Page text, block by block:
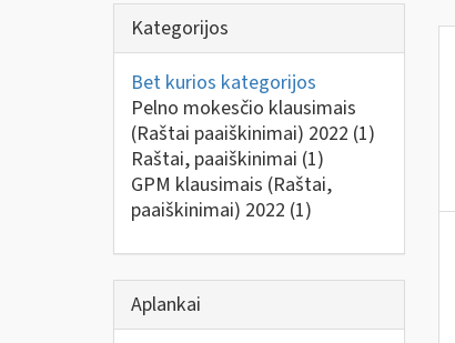
Kategorijos
Bet kurios kategorijos
Pelno mokesčio klausimais
(Raštai paaiškinimai) 2022 (1)
Raštai, paaiškinimai (1)
GPM klausimais (Raštai,
paaiškinimai) 2022 (1)
Aplankai